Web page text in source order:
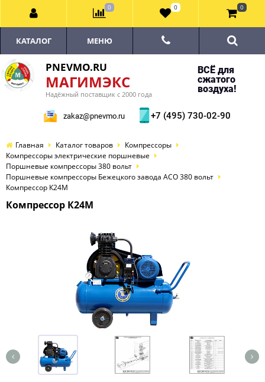
PNEVMO.RU
МАГИМЭКС
Надёжный поставщик с 2000 года
ВСЁ для
сжатого
воздуха!
zakaz@pnevmo.ru +7 (495) 730-02-90
КАТАЛОГ МЕНЮ
Главная Каталог товаров
Компрессоры
Компрессоры электрические поршневые
Поршневые компрессоры 380 вольт
Поршневые компрессоры Бежецкого завода АСО 380 вольт
Компрессор К24М
Компрессор К24М
0 0 0